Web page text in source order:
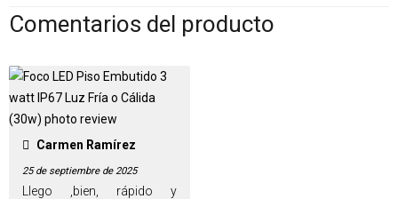
Comentarios del producto
Carmen Ramírez
25 de septiembre de 2025
Llego ,bien, rápido y